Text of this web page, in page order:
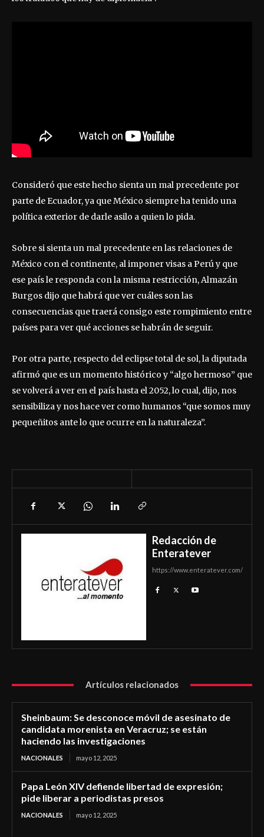
Consideró que este hecho sienta un mal precedente por
parte de Ecuador, ya que México siempre ha tenido una
política exterior de darle asilo a quien lo pida.
Sobre si sienta un mal precedente en las relaciones de
México con el continente, al imponer visas a Perú y que
ese país le responda con la misma restricción, Almazán
Burgos dijo que habrá que ver cuáles son las
consecuencias que traerá consigo este rompimiento entre
países para ver qué acciones se habrán de seguir.
Por otra parte, respecto del eclipse total de sol, la diputada
afirmó que es un momento histórico y “algo hermoso” que
se volverá a ver en el país hasta el 2052, lo cual, dijo, nos
sensibiliza y nos hace ver como humanos “que somos muy
pequeñitos ante lo que ocurre en la naturaleza”.
Redacción de
Enteratever
https://www.enteratever.com/
Artículos relacionados
Sheinbaum: Se desconoce móvil de asesinato de
candidata morenista en Veracruz; se están
haciendo las investigaciones
NACIONALES mayo 12, 2025
Papa León XIV defiende libertad de expresión;
pide liberar a periodistas presos
NACIONALES mayo 12, 2025